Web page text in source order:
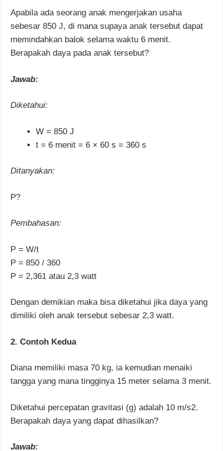
Apabila ada seorang anak mengerjakan usaha
sebesar 850 J, di mana supaya anak tersebut dapat
memindahkan balok selama waktu 6 menit.
Berapakah daya pada anak tersebut?
Jawab:
Diketahui:
W = 850 J
t = 6 menit = 6 × 60 s = 360 s
Ditanyakan:
P?
Pembahasan:
P = W/t
P = 850 / 360
P = 2,361 atau 2,3 watt
Dengan demikian maka bisa diketahui jika daya yang
dimiliki oleh anak tersebut sebesar 2,3 watt.
2. Contoh Kedua
Diana memiliki masa 70 kg, ia kemudian menaiki
tangga yang mana tingginya 15 meter selama 3 menit.
Diketahui percepatan gravitasi (g) adalah 10 m/s2.
Berapakah daya yang dapat dihasilkan?
Jawab: